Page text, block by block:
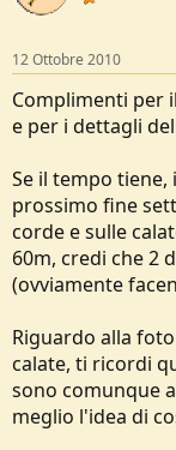
12 Ottobre 2010
Complimenti per
e per i dettagli
Se il tempo
prossimo fine
corde e sulle
60m, credi che 2
(ovviamente
Riguardo alla
calate, ti ricordi
sono comunque
meglio l'idea di